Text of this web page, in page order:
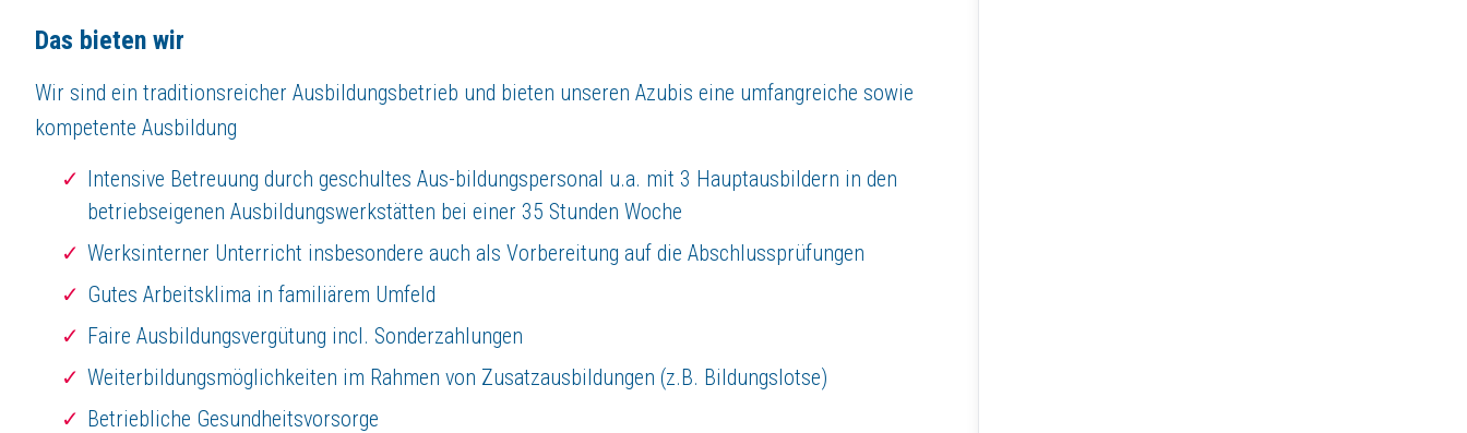
Unsere Marke THOMAS
Die Freiheit zu sehen, was gebraucht wird, ohne zu fragen, ob es möglich ist, ist der erste Schritt zur Innovation. Unserer Zeit voraus zu sein, ist ein Anspruch in der Entwicklung neuer Produkte von THOMAS und
Jetzt bewerben
Das bieten wir
Wir sind ein traditionsreicher Ausbildungsbetrieb und bieten unseren Azubis eine umfangreiche sowie
kompetente Ausbildung
Intensive Betreuung durch geschultes Aus-bildungspersonal u.a. mit 3 Hauptausbildern in den
betriebseigenen Ausbildungswerkstätten bei einer 35 Stunden Woche
Werksinterner Unterricht insbesondere auch als Vorbereitung auf die Abschlussprüfungen
Gutes Arbeitsklima in familiärem Umfeld
Faire Ausbildungsvergütung incl. Sonderzahlungen
Weiterbildungsmöglichkeiten im Rahmen von Zusatzausbildungen (z.B. Bildungslotse)
Betriebliche Gesundheitsvorsorge